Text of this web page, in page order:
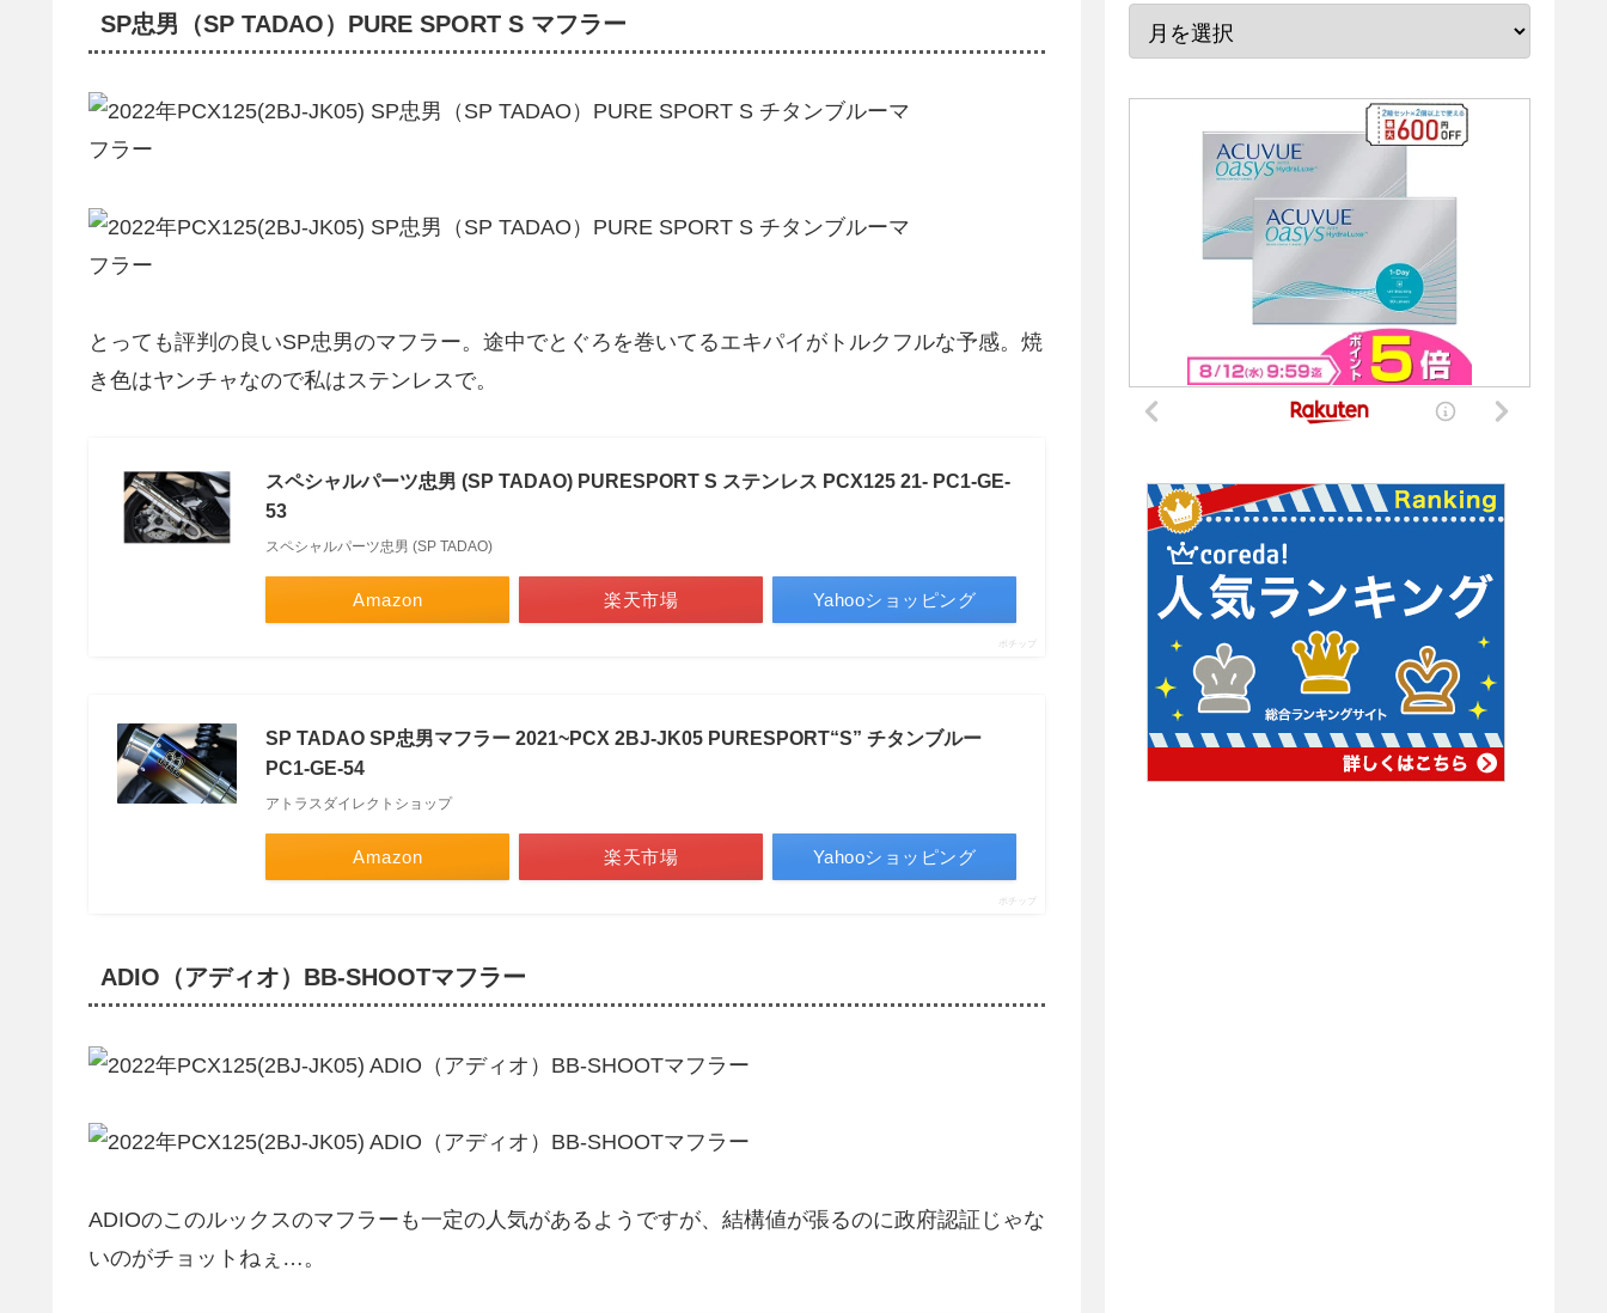
SP忠男（SP TADAO）PURE SPORT S マフラー
とっても評判の良いSP忠男のマフラー。途中でとぐろを巻いてるエキパイがトルクフルな予感。焼
き色はヤンチャなので私はステンレスで。
スペシャルパーツ忠男 (SP TADAO) PURESPORT S ステンレス PCX125 21- PC1-GE-
53
スペシャルパーツ忠男 (SP TADAO)
Amazon 楽天市場 Yahooショッピング
ポチップ
SP TADAO SP忠男マフラー 2021~PCX 2BJ-JK05 PURESPORT“S” チタンブルー
PC1-GE-54
アトラスダイレクトショップ
Amazon 楽天市場 Yahooショッピング
ポチップ
ADIO（アディオ）BB-SHOOTマフラー
ADIOのこのルックスのマフラーも一定の人気があるようですが、結構値が張るのに政府認証じゃな
いのがチョットねぇ…。